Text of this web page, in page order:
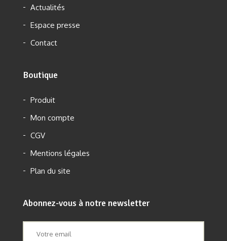
Actualités
Espace presse
Contact
Boutique
Produit
Mon compte
CGV
Mentions légales
Plan du site
Abonnez-vous à notre newsletter